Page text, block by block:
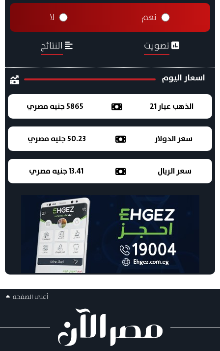
نعم لا
تصويت النتائج
اسعار اليوم
الذهب عيار 21 5865 جنيه مصري
سعر الدولار 50.23 جنيه مصري
سعر الريال 13.41 جنيه مصري
أعلى الصفحه